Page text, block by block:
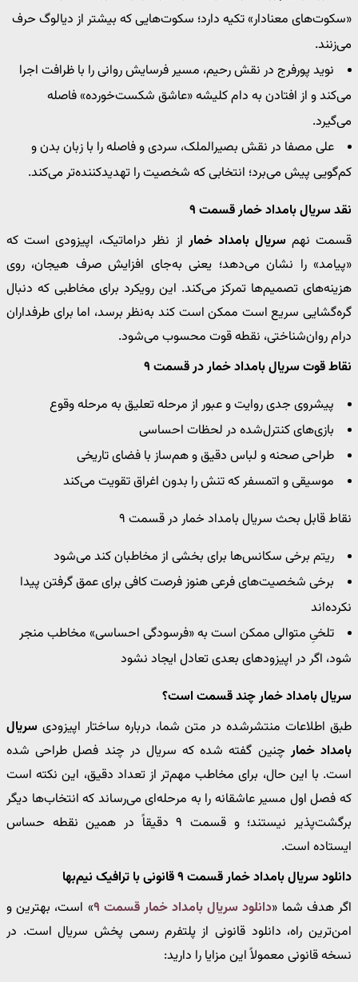
«سکوت‌های معنادار» تکیه دارد؛ سکوت‌هایی که بیشتر از دیالوگ حرف
می‌زنند.
نوید پورفرج در نقش رحیم، مسیر فرسایش روانی را با ظرافت اجرا
می‌کند و از افتادن به دام کلیشه «عاشق شکست‌خورده» فاصله
می‌گیرد.
علی مصفا در نقش بصیرالملک، سردی و فاصله را با زبان بدن و
کم‌گویی پیش می‌برد؛ انتخابی که شخصیت را تهدیدکننده‌تر می‌کند.
نقد سریال بامداد خمار قسمت ۹
قسمت نهم سریال بامداد خماراز نظر دراماتیک، اپیزودی است که
«پیامد» را نشان می‌دهد؛ یعنی به‌جای افزایش صرف هیجان، روی
هزینه‌های تصمیم‌ها تمرکز می‌کند. این رویکرد برای مخاطبی که دنبال
گره‌گشایی سریع است ممکن است کند به‌نظر برسد، اما برای طرفداران
درام روان‌شناختی، نقطه قوت محسوب می‌شود.
نقاط قوت سریال بامداد خمار در قسمت ۹
پیشروی جدی روایت و عبور از مرحله تعلیق به مرحله وقوع
بازی‌های کنترل‌شده در لحظات احساسی
طراحی صحنه و لباس دقیق و هم‌ساز با فضای تاریخی
موسیقی و اتمسفر که تنش را بدون اغراق تقویت می‌کند
نقاط قابل بحث سریال بامداد خمار در قسمت ۹
ریتم برخی سکانس‌ها برای بخشی از مخاطبان کند می‌شود
برخی شخصیت‌های فرعی هنوز فرصت کافی برای عمق گرفتن پیدا
نکرده‌اند
تلخیِ متوالی ممکن است به «فرسودگی احساسی» مخاطب منجر
شود، اگر در اپیزودهای بعدی تعادل ایجاد نشود
سریال بامداد خمار چند قسمت است؟
طبق اطلاعات منتشرشده در متن شما، درباره ساختار اپیزودی سریال
بامداد خمارچنین گفته شده که سریال در چند فصل طراحی شده
است. با این حال، برای مخاطب مهم‌تر از تعداد دقیق، این نکته است
که فصل اول مسیر عاشقانه را به مرحله‌ای می‌رساند که انتخاب‌ها دیگر
برگشت‌پذیر نیستند؛ و قسمت ۹ دقیقاً در همین نقطه حساس
ایستاده است.
دانلود سریال بامداد خمار قسمت ۹ قانونی با ترافیک نیم‌بها
اگر هدف شما «دانلود سریال بامداد خمار قسمت ۹ » است، بهترین و
امن‌ترین راه، دانلود قانونی از پلتفرم رسمی پخش سریال است. در
نسخه قانونی معمولاً این مزایا را دارید: